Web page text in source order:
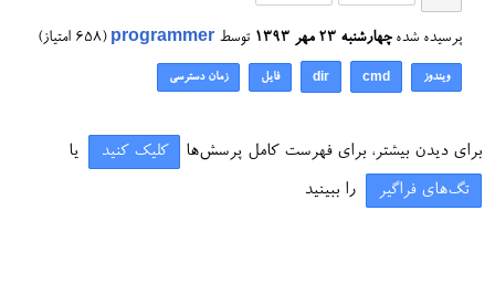
پرسیده شده چهارشنبه ۲۳ مهر ۱۳۹۳ توسط programmer
(
658 امتیاز)
ویندوز cmd
dir فایل زمان دسترسی
برای دیدن بیشتر، برای فهرست کامل پرسش‌ها کلیک کنید یا
تگ‌های فراگیر را ببینید